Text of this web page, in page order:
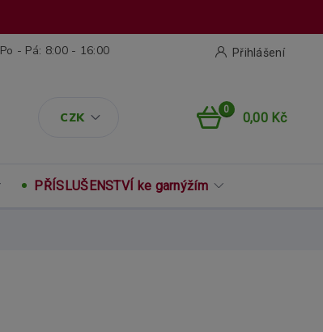
CZK
Přihlášení
Po - Pá: 8:00 - 16:00
0
0,00 Kč
PŘÍSLUŠENSTVÍ ke garnýžím